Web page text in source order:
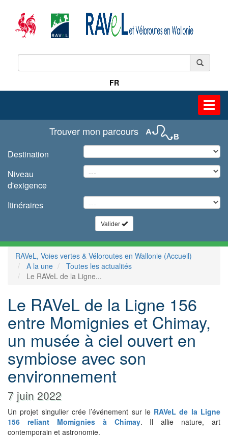
FR
Trouver mon parcours
Destination
Niveau
d'exigence
Itinéraires
Valider
RAVeL, Voies vertes & Véloroutes en Wallonie (Accueil)
A la une
Toutes les actualités
Le RAVeL de la Ligne...
Le RAVeL de la Ligne 156
entre Momignies et Chimay,
un musée à ciel ouvert en
symbiose avec son
environnement
7 juin 2022
Un projet singulier crée l’événement sur le RAVeL de la Ligne
156 reliant Momignies à Chimay. Il allie nature, art
contemporain et astronomie.